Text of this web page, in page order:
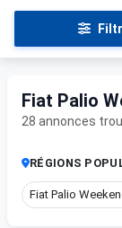
Fiat Palio
28 annonces
RÉGIONS
Fiat Palio